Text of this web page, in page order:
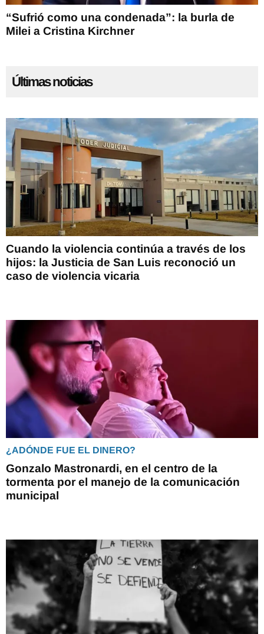
“Sufrió como una condenada”: la burla de
Milei a Cristina Kirchner
Últimas noticias
Cuando la violencia continúa a través de los
hijos: la Justicia de San Luis reconoció un
caso de violencia vicaria
¿ADÓNDE FUE EL DINERO?
Gonzalo Mastronardi, en el centro de la
tormenta por el manejo de la comunicación
municipal